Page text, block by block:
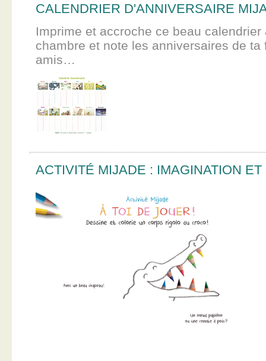
CALENDRIER D'ANNIVERSAIRE
Imprime et accroche ce beau calendrier
chambre et note les anniversaires de ta
amis…
ACTIVITÉ MIJADE : IMAGINATION